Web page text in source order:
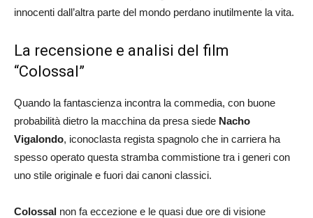
innocenti dall’altra parte del mondo perdano inutilmente la vita.
La recensione e analisi del film
“Colossal”
Quando la fantascienza incontra la commedia, con buone
probabilità dietro la macchina da presa siede Nacho
Vigalondo, iconoclasta regista spagnolo che in carriera ha
spesso operato questa stramba commistione tra i generi con
uno stile originale e fuori dai canoni classici.
Colossal non fa eccezione e le quasi due ore di visione